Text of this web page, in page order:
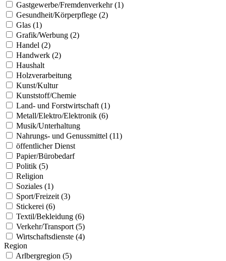
Gastgewerbe/Fremdenverkehr (1)
Gesundheit/Körperpflege (2)
Glas (1)
Grafik/Werbung (2)
Handel (2)
Handwerk (2)
Haushalt
Holzverarbeitung
Kunst/Kultur
Kunststoff/Chemie
Land- und Forstwirtschaft (1)
Metall/Elektro/Elektronik (6)
Musik/Unterhaltung
Nahrungs- und Genussmittel (11)
öffentlicher Dienst
Papier/Bürobedarf
Politik (5)
Religion
Soziales (1)
Sport/Freizeit (3)
Stickerei (6)
Textil/Bekleidung (6)
Verkehr/Transport (5)
Wirtschaftsdienste (4)
Region
Arlbergregion (5)